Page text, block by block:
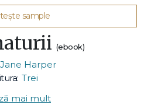
sample
(ebook)
Jane Harper
Trei
mai mult